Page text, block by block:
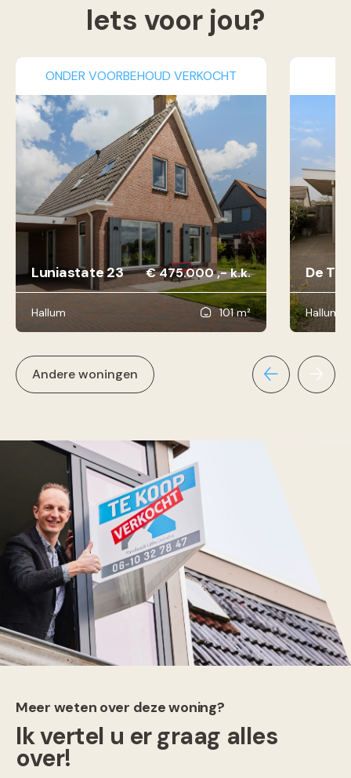
Iets voor jou?
ONDER VOORBEHOUD VERKOCHT
Luniastate 23 € 475.000 ,- k.k.
Hallum 101 m²
De
Hallum
Andere woningen
Meer weten over deze woning?
Ik vertel u er graag alles
over!